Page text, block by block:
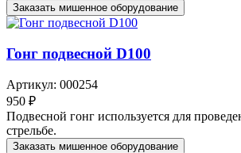
Заказать мишенное оборудование
Гонг подвесной D100
Артикул: 000254
950 ₽
Подвесной гонг используется для
стрельбе.
Заказать мишенное оборудование